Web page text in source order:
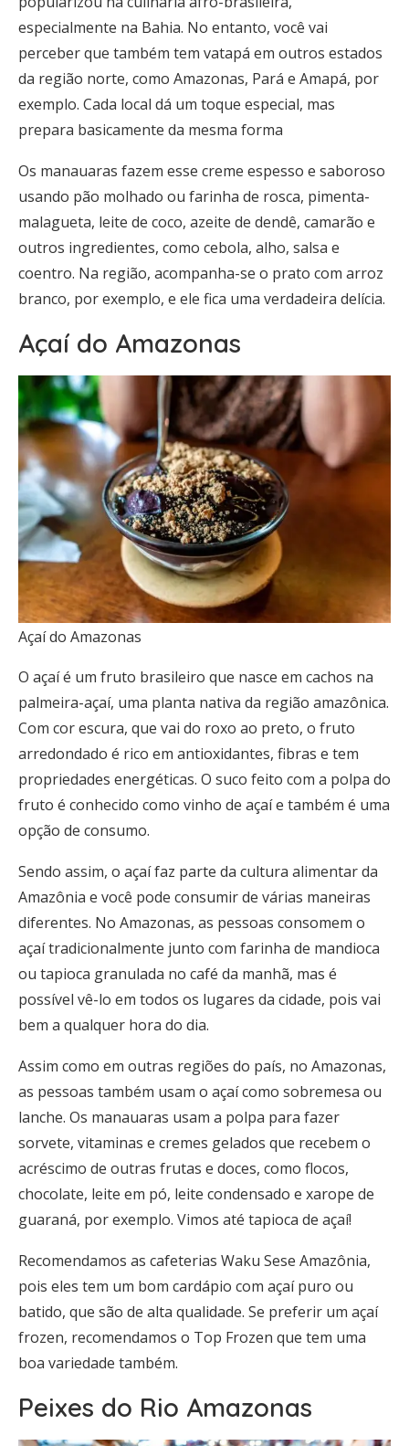
especialmente na Bahia. No entanto, você vai
perceber que também tem vatapá em outros estados
da região norte, como Amazonas, Pará e Amapá, por
exemplo. Cada local dá um toque especial, mas
prepara basicamente da mesma forma
Os manauaras fazem esse creme espesso e saboroso
usando pão molhado ou farinha de rosca, pimenta-
malagueta, leite de coco, azeite de dendê, camarão e
outros ingredientes, como cebola, alho, salsa e
coentro. Na região, acompanha-se o prato com arroz
branco, por exemplo, e ele fica uma verdadeira delícia.
Açaí do Amazonas
Açaí do Amazonas
O açaí é um fruto brasileiro que nasce em cachos na
palmeira-açaí, uma planta nativa da região amazônica.
Com cor escura, que vai do roxo ao preto, o fruto
arredondado é rico em antioxidantes, fibras e tem
propriedades energéticas. O suco feito com a polpa do
fruto é conhecido como vinho de açaí e também é uma
opção de consumo.
Sendo assim, o açaí faz parte da cultura alimentar da
Amazônia e você pode consumir de várias maneiras
diferentes. No Amazonas, as pessoas consomem o
açaí tradicionalmente junto com farinha de mandioca
ou tapioca granulada no café da manhã, mas é
possível vê-lo em todos os lugares da cidade, pois vai
bem a qualquer hora do dia.
Assim como em outras regiões do país, no Amazonas,
as pessoas também usam o açaí como sobremesa ou
lanche. Os manauaras usam a polpa para fazer
sorvete, vitaminas e cremes gelados que recebem o
acréscimo de outras frutas e doces, como flocos,
chocolate, leite em pó, leite condensado e xarope de
guaraná, por exemplo. Vimos até tapioca de açaí!
Recomendamos as cafeterias Waku Sese Amazônia,
pois eles tem um bom cardápio com açaí puro ou
batido, que são de alta qualidade. Se preferir um açaí
frozen, recomendamos o Top Frozen que tem uma
boa variedade também.
Peixes do Rio Amazonas